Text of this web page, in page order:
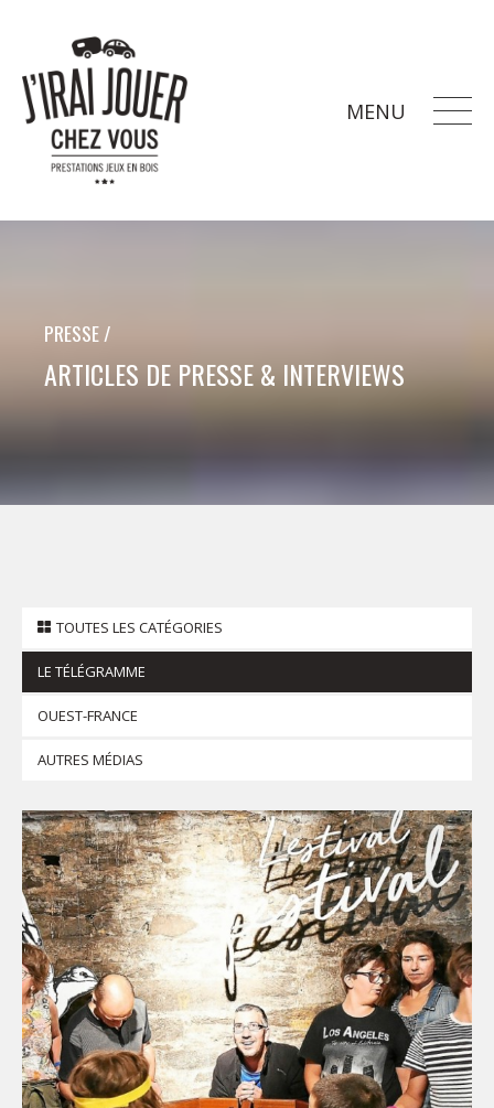
MENU
PRESSE /
ARTICLES DE PRESSE & INTERVIEWS
TOUTES LES CATÉGORIES
LE TÉLÉGRAMME
OUEST-FRANCE
AUTRES MÉDIAS